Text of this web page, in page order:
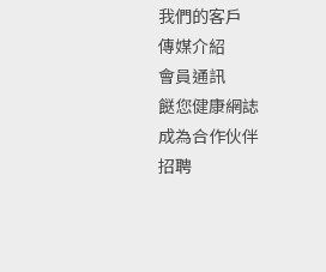
我們的客戶
傳媒介紹
會員通訊
餸您健康網誌
成為合作伙伴
招聘